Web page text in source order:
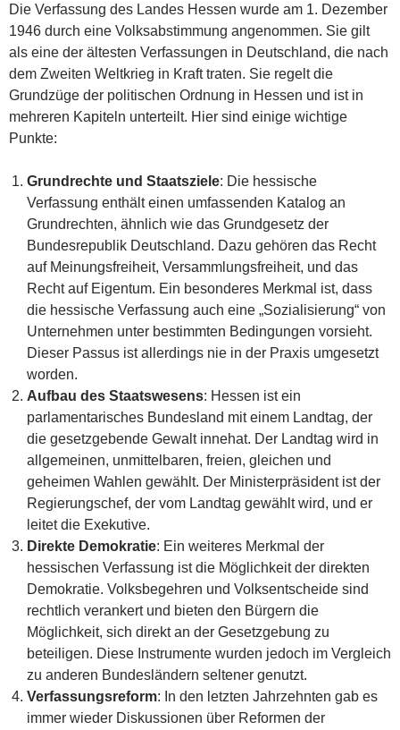
Die Verfassung des Landes Hessen wurde am 1. Dezember
1946 durch eine Volksabstimmung angenommen. Sie gilt
als eine der ältesten Verfassungen in Deutschland, die nach
dem Zweiten Weltkrieg in Kraft traten. Sie regelt die
Grundzüge der politischen Ordnung in Hessen und ist in
mehreren Kapiteln unterteilt. Hier sind einige wichtige
Punkte:
Grundrechte und Staatsziele: Die hessische
Verfassung enthält einen umfassenden Katalog an
Grundrechten, ähnlich wie das Grundgesetz der
Bundesrepublik Deutschland. Dazu gehören das Recht
auf Meinungsfreiheit, Versammlungsfreiheit, und das
Recht auf Eigentum. Ein besonderes Merkmal ist, dass
die hessische Verfassung auch eine „Sozialisierung“ von
Unternehmen unter bestimmten Bedingungen vorsieht.
Dieser Passus ist allerdings nie in der Praxis umgesetzt
worden.
Aufbau des Staatswesens: Hessen ist ein
parlamentarisches Bundesland mit einem Landtag, der
die gesetzgebende Gewalt innehat. Der Landtag wird in
allgemeinen, unmittelbaren, freien, gleichen und
geheimen Wahlen gewählt. Der Ministerpräsident ist der
Regierungschef, der vom Landtag gewählt wird, und er
leitet die Exekutive.
Direkte Demokratie: Ein weiteres Merkmal der
hessischen Verfassung ist die Möglichkeit der direkten
Demokratie. Volksbegehren und Volksentscheide sind
rechtlich verankert und bieten den Bürgern die
Möglichkeit, sich direkt an der Gesetzgebung zu
beteiligen. Diese Instrumente wurden jedoch im Vergleich
zu anderen Bundesländern seltener genutzt.
Verfassungsreform: In den letzten Jahrzehnten gab es
immer wieder Diskussionen über Reformen der